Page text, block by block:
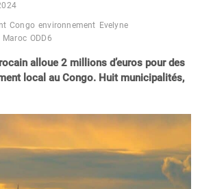
Congo environnement Evelyne
Maroc ODD6
alloue 2 millions d’euros pour des
local au Congo. Huit municipalités,